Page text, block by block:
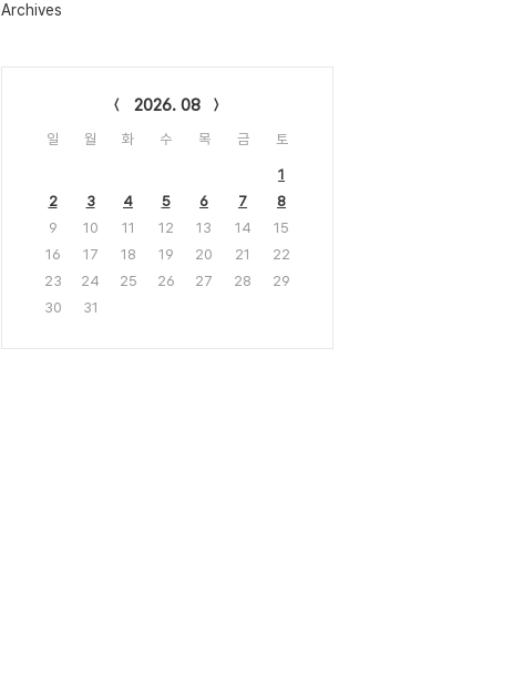
그
Archives
2026. 08
일 월 화 수 목 금 토
1
2
3 4 5 6 7
8
9
10 11 12 13 14
15
16
17 18 19 20 21
22
23
24 25 26 27 28
29
30
31